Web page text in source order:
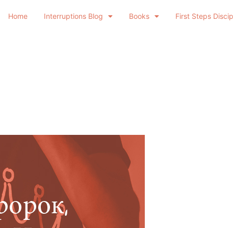
Home Interruptions Blog Books First Steps